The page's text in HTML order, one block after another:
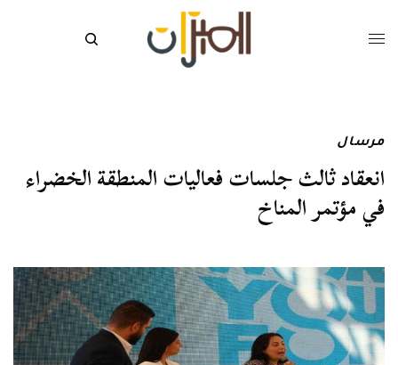
مرسال
انعقاد ثالث جلسات فعاليات المنطقة الخضراء
في مؤتمر المناخ